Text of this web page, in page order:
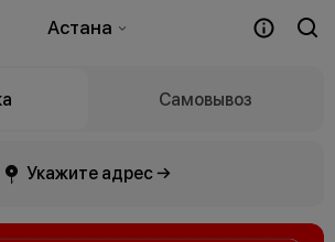
Астана
Самовывоз
Укажите адрес →